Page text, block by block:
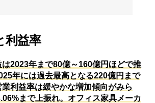
利益率
2023年まで80億～160億円ほどで推
年には過去最高となる220億円まで
業利益率は緩やかな増加傾向がみら
まで上振れ。オフィス家具メーカ